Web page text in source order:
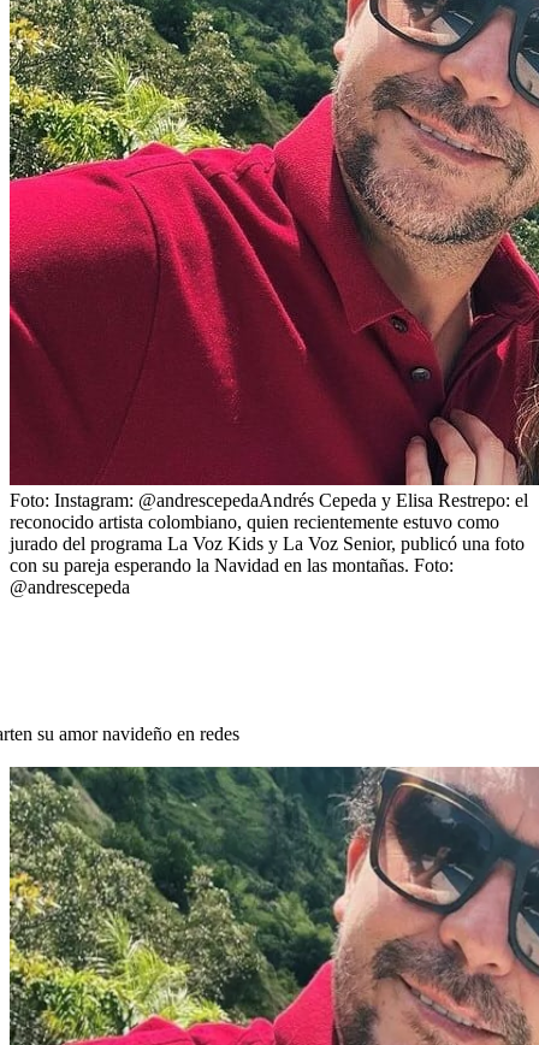
Foto: Instagram: @andrescepedaAndrés Cepeda y Elisa Restrepo: el
reconocido artista colombiano, quien recientemente estuvo como
jurado del programa La Voz Kids y La Voz Senior, publicó una foto
con su pareja esperando la Navidad en las montañas. Foto:
@andrescepeda
su amor navideño en redes